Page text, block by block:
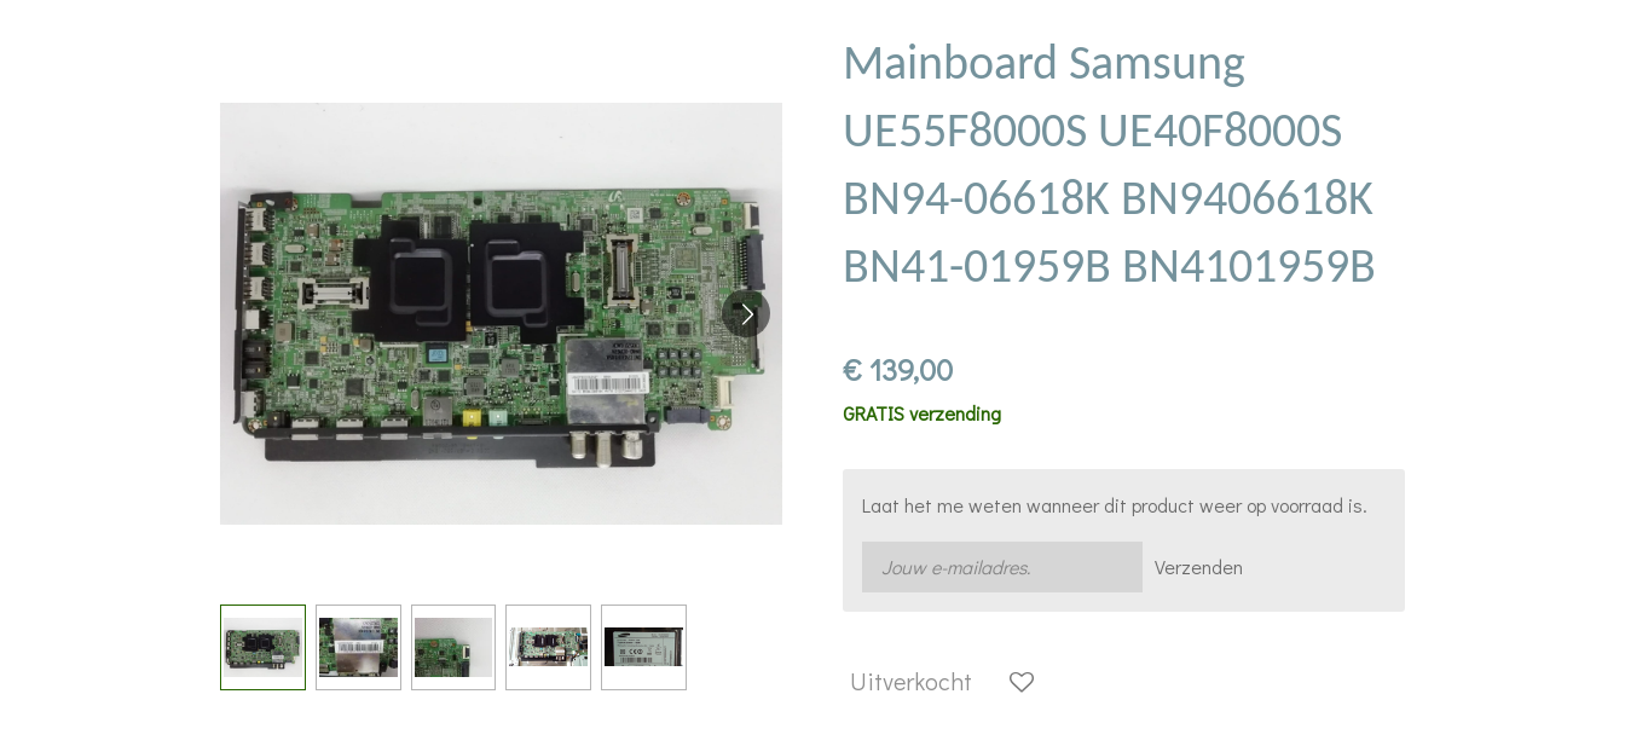
Mainboard Samsung
UE55F8000S UE40F8000S
BN94-06618K BN9406618K
BN41-01959B BN4101959B
€ 139,00
GRATIS verzending
Laat het me weten wanneer dit product weer op voorraad is.
Verzenden
Uitverkocht